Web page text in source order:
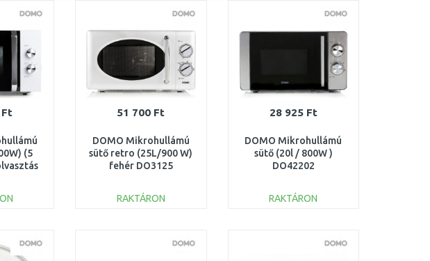
Ft
(5
51 700 Ft
DOMO Mikrohullámú
sütő retro (25L/900 W)
fehér DO3125
RAKTÁRON
Összehasonlítás
28 925 Ft
DOMO Mikrohullámú
sütő (20l / 800W )
DO42202
RAKTÁRON
Összehasonlítás